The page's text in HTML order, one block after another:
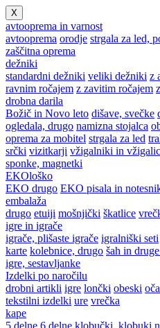
X
avtooprema in varnost
avtooprema orodje strgala za led,
zaščitna oprema
dežniki
standardni dežniki veliki dežniki z
ravnim ročajem z zavitim ročajem
drobna darila
Božič in Novo leto dišave, svečke
ogledala, drugo namizna stojalca
oprema za mobitel strgala za led
srčki vizitkarji vžigalniki in
sponke, magnetki
EKOloško
EKO drugo EKO pisala in
embalaža
drugo etuiji mošnjički škatlice
igre in igrače
igrače, plišaste igrače igralniški seti
karte kolebnice, drugo šah in
igre, sestavljanke
Izdelki po naročilu
drobni artikli igre lončki obeski
tekstilni izdelki ure vrečka
kape
5 delne 6 delne klobučki, klobuki